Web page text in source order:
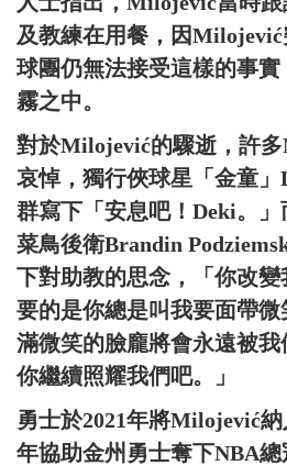
及教練在用餐，因
球團仍無法接受這樣的事
霧之中。
對於Milojević的驟逝，許
哀悼，獨行俠球星「金童
群寫下「安息吧！Deki。
菜鳥後衛Brandin
下對助教的思念，「你改
要的是你總是叫我要面帶
滿微笑的臉龐將會永遠被
你繼續照耀我們吧。」
勇士於2021年將Milojević
年協助金州勇士奪下NBA